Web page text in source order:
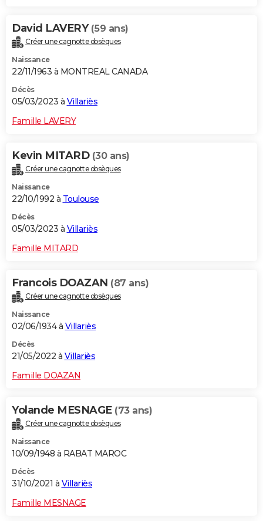
David LAVERY (59 ans)
Créer une cagnotte obsèques
Naissance
22/11/1963 à MONTREAL CANADA
Décès
05/03/2023 à Villariès
Famille LAVERY
Kevin MITARD (30 ans)
Créer une cagnotte obsèques
Naissance
22/10/1992 à Toulouse
Décès
05/03/2023 à Villariès
Famille MITARD
Francois DOAZAN (87 ans)
Créer une cagnotte obsèques
Naissance
02/06/1934 à Villariès
Décès
21/05/2022 à Villariès
Famille DOAZAN
Yolande MESNAGE (73 ans)
Créer une cagnotte obsèques
Naissance
10/09/1948 à RABAT MAROC
Décès
31/10/2021 à Villariès
Famille MESNAGE